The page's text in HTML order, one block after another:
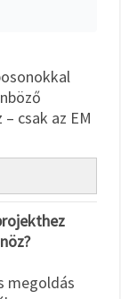
csak az EM
megoldás